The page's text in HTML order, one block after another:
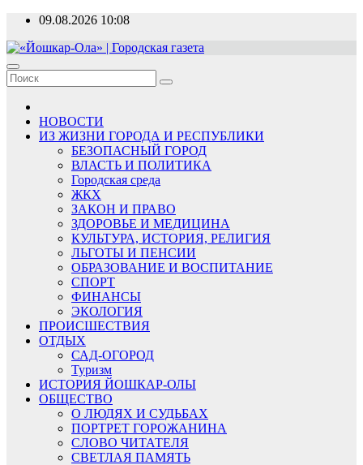
Перейти
содержимому
09.08.2026 10:08
«Йошкар-Ола» | Городская газета
Новости, события, люди
НОВОСТИ
ИЗ ЖИЗНИ ГОРОДА И РЕСПУБЛИКИ
БЕЗОПАСНЫЙ ГОРОД
ВЛАСТЬ И ПОЛИТИКА
Городская среда
ЖКХ
ЗАКОН И ПРАВО
ЗДОРОВЬЕ И МЕДИЦИНА
КУЛЬТУРА, ИСТОРИЯ, РЕЛИГИЯ
ЛЬГОТЫ И ПЕНСИИ
ОБРАЗОВАНИЕ И ВОСПИТАНИЕ
СПОРТ
ФИНАНСЫ
ЭКОЛОГИЯ
ПРОИСШЕСТВИЯ
ОТДЫХ
САД-ОГОРОД
Туризм
ИСТОРИЯ ЙОШКАР-ОЛЫ
ОБЩЕСТВО
О ЛЮДЯХ И СУДЬБАХ
ПОРТРЕТ ГОРОЖАНИНА
СЛОВО ЧИТАТЕЛЯ
СВЕТЛАЯ ПАМЯТЬ